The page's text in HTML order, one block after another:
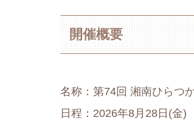
開催概要
名称：第74回 湘南ひらつ
日程：2026年8月28日(金)